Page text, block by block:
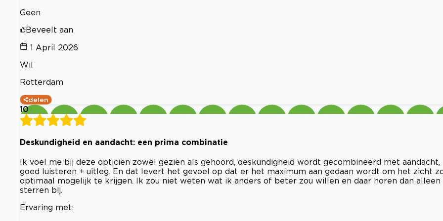
Geen
Beveelt aan
1 April 2026
Wil
Rotterdam
delen
10
Deskundigheid en aandacht: een prima combinatie
Ik voel me bij deze opticien zowel gezien als gehoord, deskundigheid wordt gecombineerd met aandacht,
goed luisteren + uitleg. En dat levert het gevoel op dat er het maximum aan gedaan wordt om het zicht
optimaal mogelijk te krijgen. Ik zou niet weten wat ik anders of beter zou willen en daar horen dan alleen
sterren bij.
Ervaring met: